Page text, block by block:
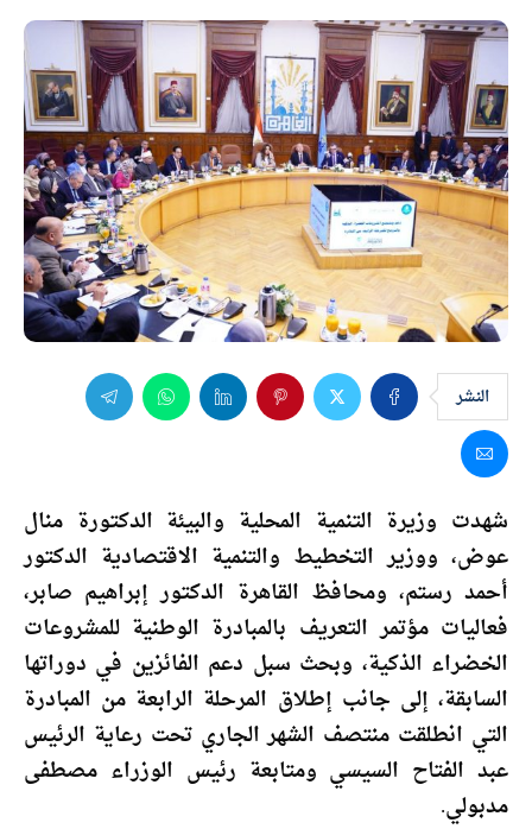
النشر
شهدت وزيرة التنمية المحلية والبيئة الدكتورة منال
عوض، ووزير التخطيط والتنمية الاقتصادية الدكتور
أحمد رستم، ومحافظ القاهرة الدكتور إبراهيم صابر،
فعاليات مؤتمر التعريف بالمبادرة الوطنية للمشروعات
الخضراء الذكية، وبحث سبل دعم الفائزين في دوراتها
السابقة، إلى جانب إطلاق المرحلة الرابعة من المبادرة
التي انطلقت منتصف الشهر الجاري تحت رعاية الرئيس
عبد الفتاح السيسي ومتابعة رئيس الوزراء مصطفى
مدبولي.